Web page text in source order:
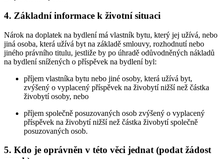
4. Základní informace k životní situaci
Nárok na doplatek na bydlení má vlastník bytu, který jej užívá, nebo
jiná osoba, která užívá byt na základě smlouvy, rozhodnutí nebo
jiného právního titulu, jestliže by po úhradě odůvodněných nákladů
na bydlení snížených o příspěvek na bydlení byl:
příjem vlastníka bytu nebo jiné osoby, která užívá byt,
zvýšený o vyplacený příspěvek na živobytí nižší než částka
živobytí osoby, nebo
příjem společně posuzovaných osob zvýšený o vyplacený
příspěvek na živobytí nižší než částka živobytí společně
posuzovaných osob.
5. Kdo je oprávněn v této věci jednat (podat žádost